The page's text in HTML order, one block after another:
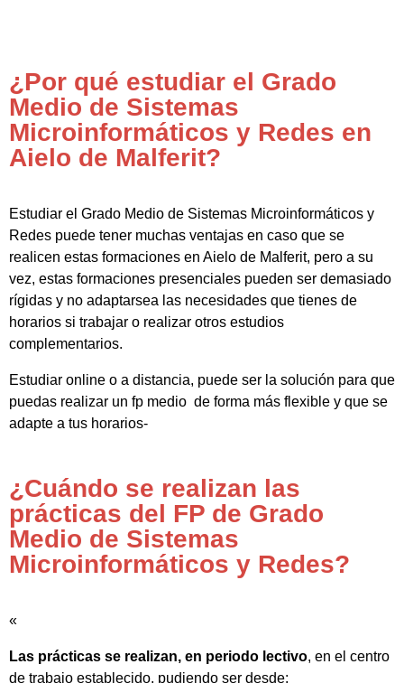
¿Por qué estudiar el Grado
Medio de Sistemas
Microinformáticos y Redes en
Aielo de Malferit?
Estudiar el Grado Medio de Sistemas Microinformáticos y
Redes puede tener muchas ventajas en caso que se
realicen estas formaciones en Aielo de Malferit, pero a su
vez, estas formaciones presenciales pueden ser demasiado
rígidas y no adaptarsea las necesidades que tienes de
horarios si trabajar o realizar otros estudios
complementarios.
Estudiar online o a distancia, puede ser la solución para que
puedas realizar un fp medio de forma más flexible y que se
adapte a tus horarios-
¿Cuándo se realizan las
prácticas del FP de Grado
Medio de Sistemas
Microinformáticos y Redes?
«
Las prácticas se realizan, en periodo lectivo, en el centro
de trabajo establecido, pudiendo ser desde: